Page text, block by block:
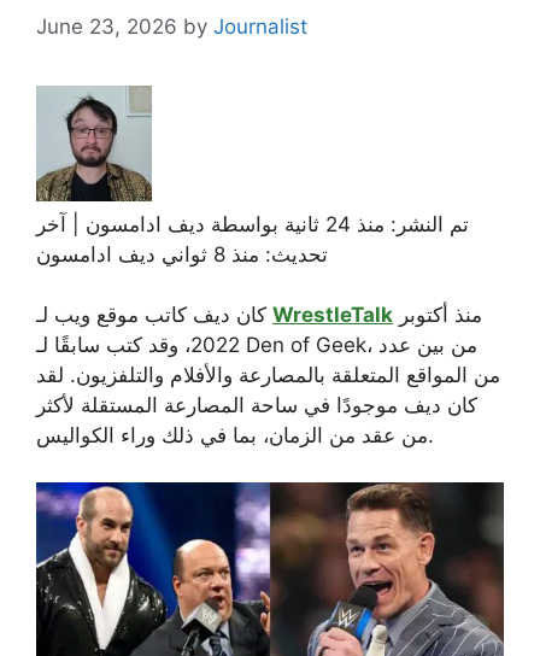
June 23, 2026 by Journalist
تم النشر: منذ 24 ثانية بواسطة ديف ادامسون | آخر
تحديث: منذ 8 ثواني
ديف ادامسون
WrestleTalk
2022، وقد كتب سابقًا لـ Den of Geek، من بين عدد
من المواقع المتعلقة بالمصارعة والأفلام والتلفزيون. لقد
كان ديف موجودًا في ساحة المصارعة المستقلة لأكثر
من عقد من الزمان، بما في ذلك وراء الكواليس.